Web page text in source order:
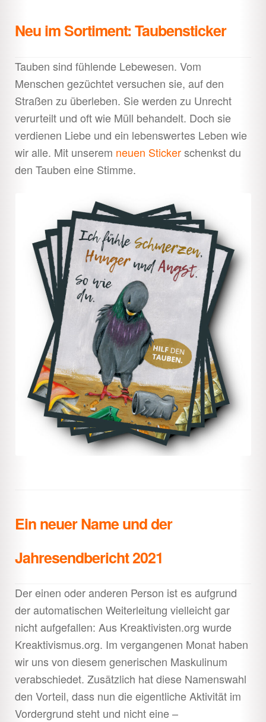
Neu im Sortiment: Taubensticker
Tauben sind fühlende Lebewesen. Vom
Menschen gezüchtet versuchen sie, auf den
Straßen zu überleben. Sie werden zu Unrecht
verurteilt und oft wie Müll behandelt. Doch sie
verdienen Liebe und ein lebenswertes Leben wie
wir alle. Mit unserem neuen Stickerschenkst du
den Tauben eine Stimme.
Ein neuer Name und der
Jahresendbericht 2021
Der einen oder anderen Person ist es aufgrund
der automatischen Weiterleitung vielleicht gar
nicht aufgefallen: Aus Kreaktivisten.org wurde
Kreaktivismus.org. Im vergangenen Monat haben
wir uns von diesem generischen Maskulinum
verabschiedet. Zusätzlich hat diese Namenswahl
den Vorteil, dass nun die eigentliche Aktivität im
Vordergrund steht und nicht eine –